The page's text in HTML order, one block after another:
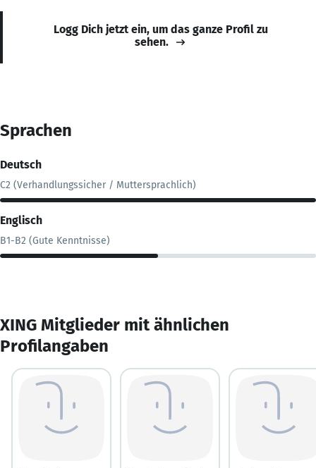
Logg Dich jetzt ein, um das ganze Profil zu
sehen.
Sprachen
Deutsch
C2 (Verhandlungssicher / Muttersprachlich)
Englisch
B1-B2 (Gute Kenntnisse)
XING Mitglieder mit ähnlichen
Profilangaben